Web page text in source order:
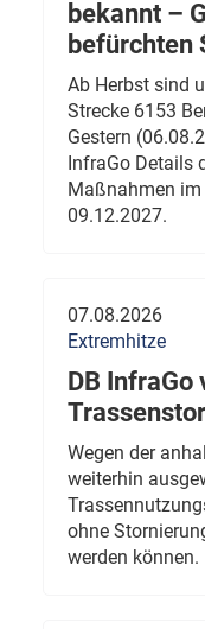
bekannt –
befürchten
Ab Herbst sind
Strecke 6153
Gestern
InfraGo Details
Maßnahmen
09.12.2027.
07.08.2026
Extremhitze
DB
Wegen der
weiterhin
ohne
werden können.